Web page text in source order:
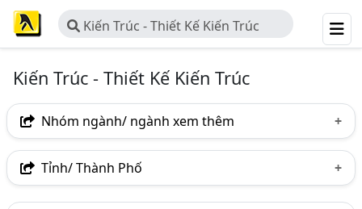
Kiến Trúc - Thiết Kế Kiến Trúc
Kiến Trúc - Thiết Kế Kiến Trúc
Nhóm ngành/ ngành xem thêm
Ngành nghề
Tỉnh/ Thành Phố